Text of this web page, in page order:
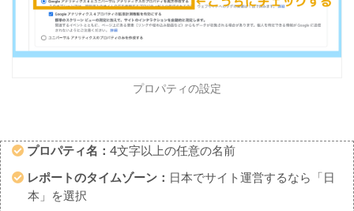
T
H
ア
テ
プロパティの設定
プロパティ名：4文字以上の任意の名前
レポートのタイムゾーン： 日本でサイト運営するなら「日
本」を選択